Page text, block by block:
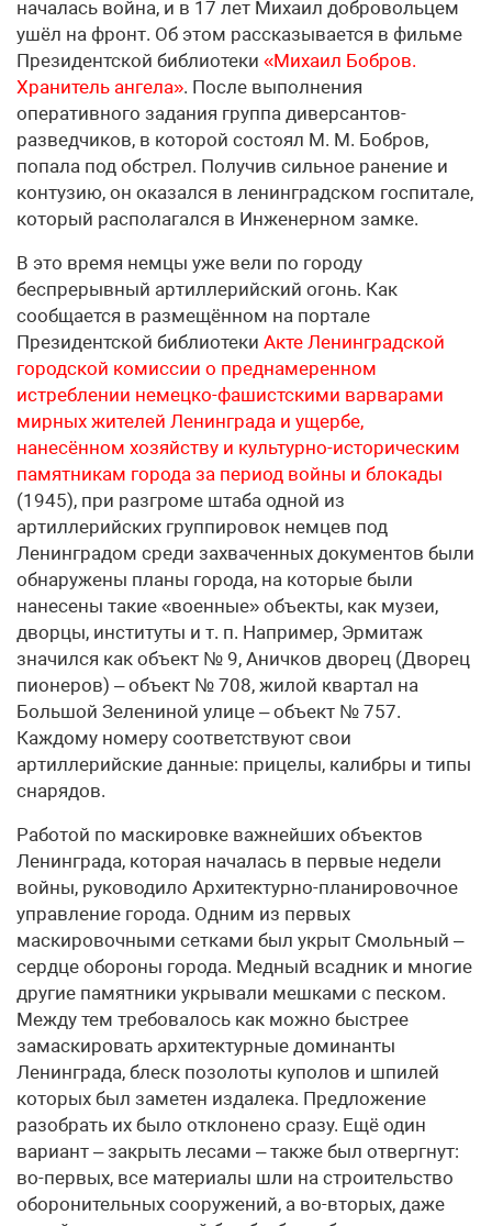
началась война, и в 17 лет Михаил добровольцем
ушёл на фронт. Об этом рассказывается в фильме
Президентской библиотеки «Михаил Бобров.
Хранитель ангела». После выполнения
оперативного задания группа диверсантов-
разведчиков, в которой состоял М. М. Бобров,
попала под обстрел. Получив сильное ранение и
контузию, он оказался в ленинградском госпитале,
который располагался в Инженерном замке.
В это время немцы уже вели по городу
беспрерывный артиллерийский огонь. Как
сообщается в размещённом на портале
Президентской библиотеки Акте Ленинградской
городской комиссии о преднамеренном
истреблении немецко-фашистскими варварами
мирных жителей Ленинграда и ущербе,
нанесённом хозяйству и культурно-историческим
памятникам города за период войны и блокады
(1945), при разгроме штаба одной из
артиллерийских группировок немцев под
Ленинградом среди захваченных документов были
обнаружены планы города, на которые были
нанесены такие «военные» объекты, как музеи,
дворцы, институты и т. п. Например, Эрмитаж
значился как объект № 9, Аничков дворец (Дворец
пионеров) – объект № 708, жилой квартал на
Большой Зелениной улице – объект № 757.
Каждому номеру соответствуют свои
артиллерийские данные: прицелы, калибры и типы
снарядов.
Работой по маскировке важнейших объектов
Ленинграда, которая началась в первые недели
войны, руководило Архитектурно-планировочное
управление города. Одним из первых
маскировочными сетками был укрыт Смольный –
сердце обороны города. Медный всадник и многие
другие памятники укрывали мешками с песком.
Между тем требовалось как можно быстрее
замаскировать архитектурные доминанты
Ленинграда, блеск позолоты куполов и шпилей
которых был заметен издалека. Предложение
разобрать их было отклонено сразу. Ещё один
вариант – закрыть лесами – также был отвергнут:
во-первых, все материалы шли на строительство
оборонительных сооружений, а во-вторых, даже